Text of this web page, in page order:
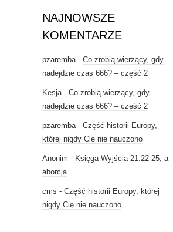
NAJNOWSZE
KOMENTARZE
pzaremba- Co zrobią wierzący, gdy
nadejdzie czas 666? – część 2
Kesja- Co zrobią wierzący, gdy
nadejdzie czas 666? – część 2
pzaremba- Część historii Europy,
której nigdy Cię nie nauczono
Anonim - Księga Wyjścia 21:22-25, a
aborcja
cms - Część historii Europy, której
nigdy Cię nie nauczono